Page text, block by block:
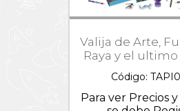
Valija de Arte,
Raya y el
Código:
Para ver Precios